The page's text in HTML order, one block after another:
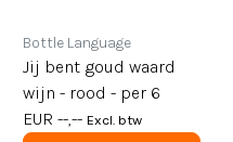
Bottle Language
Jij bent goud waard
wijn - rood - per 6
EUR --,-- Excl. btw